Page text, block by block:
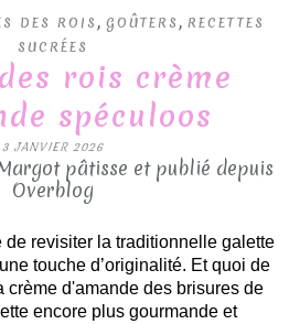
DES ROIS , GOÛTERS , RECETTES
SUCRÉES
rois crème
spéculoos
3 JANVIER 2026
pâtisse et publié depuis
Overblog
de revisiter la traditionnelle galette
touche d’originalité. Et quoi de
crème d'amande des brisures de
encore plus gourmande et